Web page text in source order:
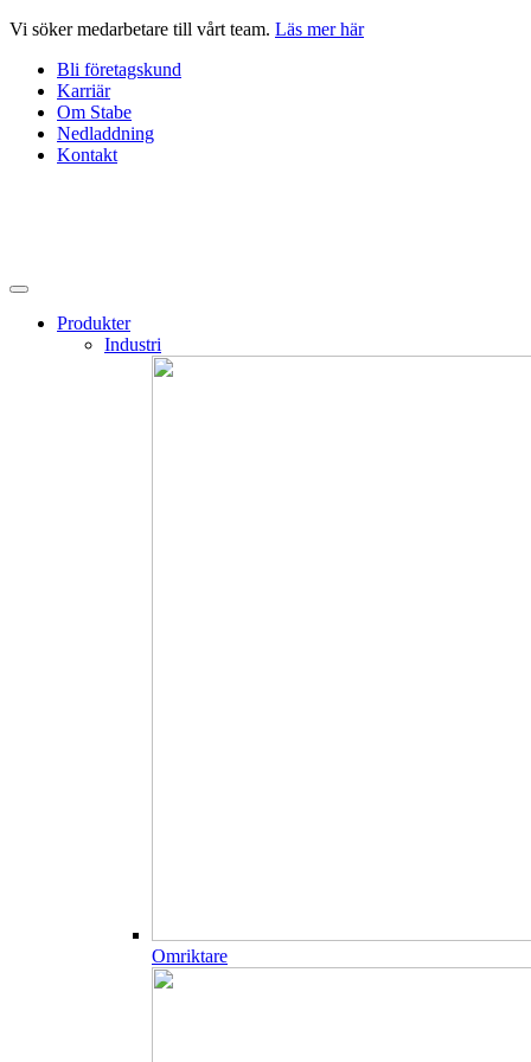
Hoppa
innehåll
Vi söker medarbetare till vårt team. Läs mer här
Bli företagskund
Karriär
Om Stabe
Nedladdning
Kontakt
Produkter
Industri
Omriktare